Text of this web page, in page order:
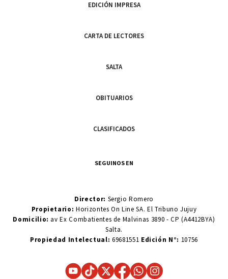
EDICIÓN IMPRESA
CARTA DE LECTORES
SALTA
OBITUARIOS
CLASIFICADOS
SEGUINOS EN
Director: Sergio Romero
Propietario:Horizontes On Line SA. El Tribuno Jujuy
Domicilio: av Ex Combatientes de Malvinas 3890 - CP (A4412BYA)
Salta.
Propiedad Intelectual: 69681551 Edición N°: 10756